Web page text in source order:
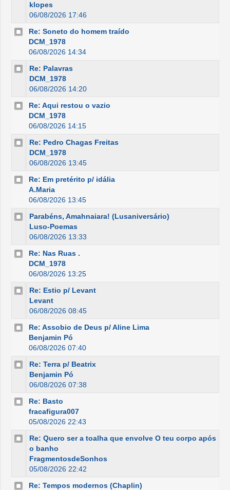
klopes
06/08/2026 17:46
Re: Soneto do homem traído
DCM_1978
06/08/2026 14:34
Re: Palavras
DCM_1978
06/08/2026 14:20
Re: Aqui restou o vazio
DCM_1978
06/08/2026 14:15
Re: Pedro Chagas Freitas
DCM_1978
06/08/2026 13:45
Re: Em pretérito p/ idália
A.Maria
06/08/2026 13:45
Parabéns, Amahnaiara! (Lusaniversário)
Luso-Poemas
06/08/2026 13:33
Re: Nas Ruas .
DCM_1978
06/08/2026 13:25
Re: Estio p/ Levant
Levant
06/08/2026 08:45
Re: Assobio de Deus p/ Aline Lima
Benjamin Pó
06/08/2026 07:40
Re: Terra p/ Beatrix
Benjamin Pó
06/08/2026 07:38
Re: Basto
fracafigura007
05/08/2026 22:43
Re: Quero ser a toalha que envolve O teu corpo após
o banho
FragmentosdeSonhos
05/08/2026 22:42
Re: Tempos modernos (Chaplin)